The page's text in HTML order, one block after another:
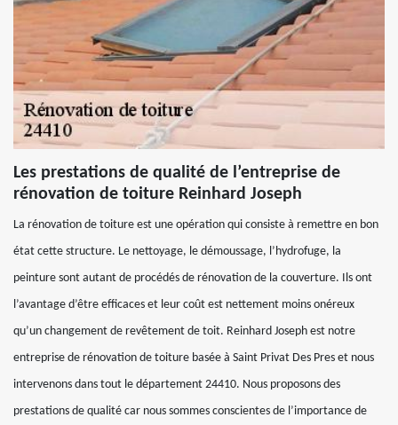
Les prestations de qualité de l’entreprise de
rénovation de toiture Reinhard Joseph
La rénovation de toiture est une opération qui consiste à remettre en bon
état cette structure. Le nettoyage, le démoussage, l’hydrofuge, la
peinture sont autant de procédés de rénovation de la couverture. Ils ont
l’avantage d’être efficaces et leur coût est nettement moins onéreux
qu’un changement de revêtement de toit. Reinhard Joseph est notre
entreprise de rénovation de toiture basée à Saint Privat Des Pres et nous
intervenons dans tout le département 24410. Nous proposons des
prestations de qualité car nous sommes conscientes de l’importance de